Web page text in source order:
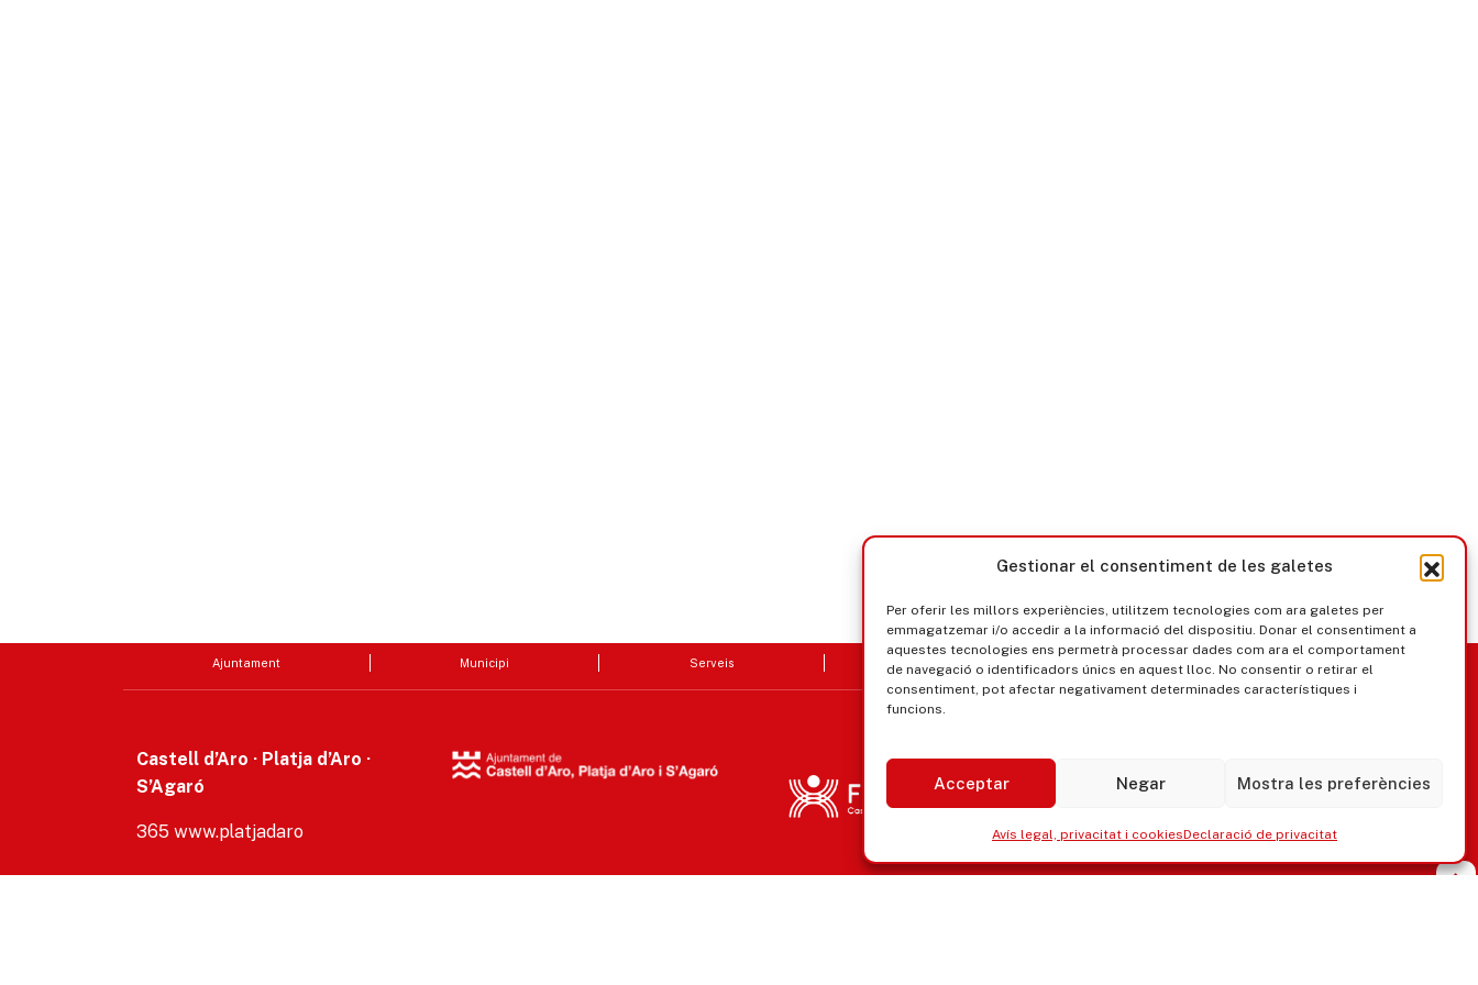
Gestionar el consentiment de les galetes
Per oferir les millors experiències, utilitzem tecnologies com ara galetes per
emmagatzemar i/o accedir a la informació del dispositiu. Donar el consentiment a
aquestes tecnologies ens permetrà processar dades com ara el comportament
de navegació o identificadors únics en aquest lloc. No consentir o retirar el
consentiment, pot afectar negativament determinades característiques i
funcions.
Acceptar Negar Mostra les preferències
Avís legal, privacitat i cookiesDeclaració de privacitat
Ajuntament Municipi Serveis Seu electrònica Govern obert
Castell d’Aro · Platja d’Aro ·
S’Agaró
365 www.platjadaro